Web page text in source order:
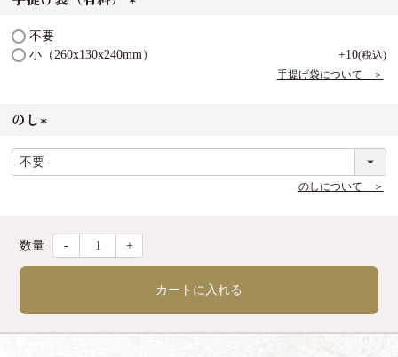
不要
小（260x130x240mm）
+10 税込
手提げ袋について ＞
のし
(
必
のしについて ＞
- +
カートに入れる